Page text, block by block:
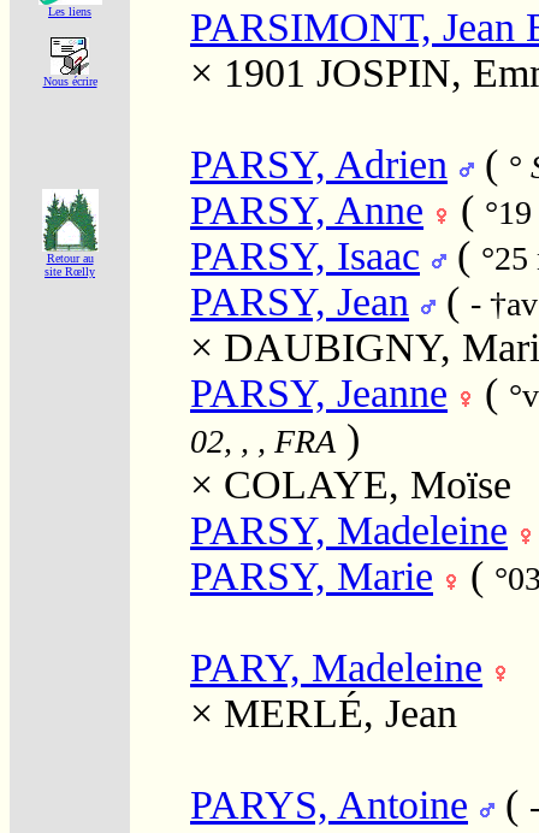
Les liens
Nous écrire
Retour au
site Rœlly
PARSIMONT, Jean
× 1901 JOSPIN,
PARSY, Adrien ( °
PARSY, Anne (
PARSY, Isaac (
PARSY, Jean ( -
× DAUBIGNY,
PARSY, Jeanne
(
02, , , FRA )
× COLAYE, Moïse
PARSY, Madeleine
PARSY, Marie
(
PARY, Madeleine
× MERLÉ, Jean
PARYS, Antoine (